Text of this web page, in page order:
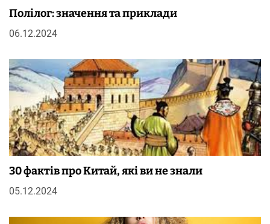
Полілог: значення та приклади
06.12.2024
30 фактів про Китай, які ви не знали
05.12.2024